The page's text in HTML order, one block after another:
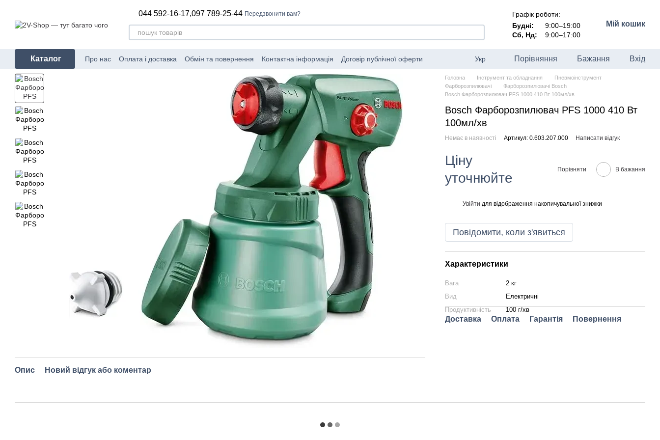
044 592-16-17,097 789-25-44 Передзвонити вам?
Графік роботи:
Будні:
9:00–19:00
Сб, Нд:
9:00–17:00
Мій кошик
Каталог Про нас Оплата і доставка Обмін та повернення Контактна інформація Договір публічної оферти Укр Порівняння Бажання Вхід
Опис Новий відгук або коментар
Головна Інструмент та обладнання
Пневмоінструмент
Фарборозпилювачі
Фарборозпилювачі Bosch
Bosch Фарборозпилювач PFS 1000 410 Вт 100мл/хв
Bosch Фарборозпилювач PFS 1000 410 Вт
100мл/хв
Немає в наявності Артикул: 0.603.207.000 Написати відгук
Ціну
уточнюйте
Порівняти В бажання
Увійти для відображення накопичувальної знижки
Повідомити, коли з'явиться
Характеристики
Вага
2 кг
Вид
Електричні
Продуктивність
100 г/хв
Доставка Оплата Гарантія Повернення